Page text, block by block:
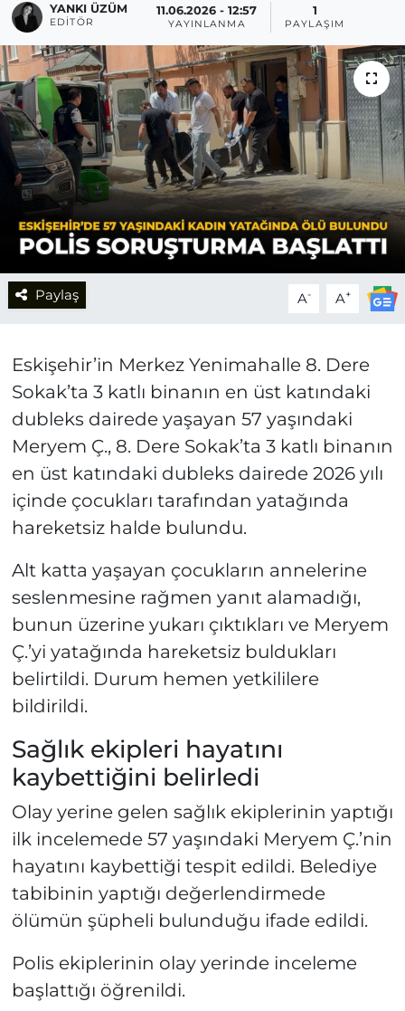
YANKI ÜZÜM
EDITÖR
11.06.2026 - 12:57
YAYINLANMA
1
PAYLAŞIM
Paylaş A- A+
Eskişehir’in Merkez Yenimahalle 8. Dere
Sokak’ta 3 katlı binanın en üst katındaki
dubleks dairede yaşayan 57 yaşındaki
Meryem Ç., 8. Dere Sokak’ta 3 katlı binanın
en üst katındaki dubleks dairede 2026 yılı
içinde çocukları tarafından yatağında
hareketsiz halde bulundu.
Alt katta yaşayan çocukların annelerine
seslenmesine rağmen yanıt alamadığı,
bunun üzerine yukarı çıktıkları ve Meryem
Ç.’yi yatağında hareketsiz buldukları
belirtildi. Durum hemen yetkililere
bildirildi.
Sağlık ekipleri hayatını
kaybettiğini belirledi
Olay yerine gelen sağlık ekiplerinin yaptığı
ilk incelemede 57 yaşındaki Meryem Ç.’nin
hayatını kaybettiği tespit edildi. Belediye
tabibinin yaptığı değerlendirmede
ölümün şüpheli bulunduğu ifade edildi.
Polis ekiplerinin olay yerinde inceleme
başlattığı öğrenildi.